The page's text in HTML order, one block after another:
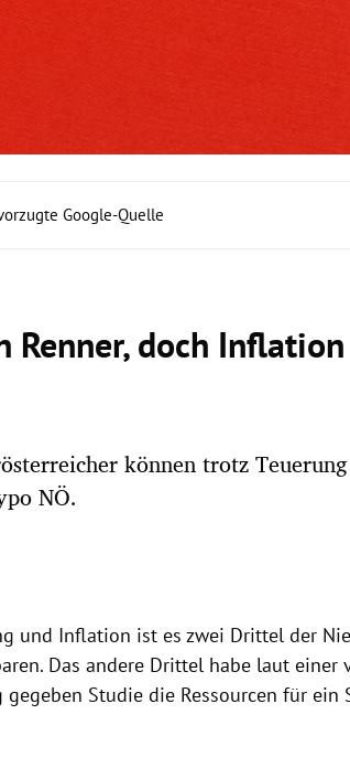
Google-Quelle
Renner, doch
können trotz
NÖ.
und Inflation ist es zwei Drittel der
Das andere Drittel habe laut einer
Studie die Ressourcen für ein